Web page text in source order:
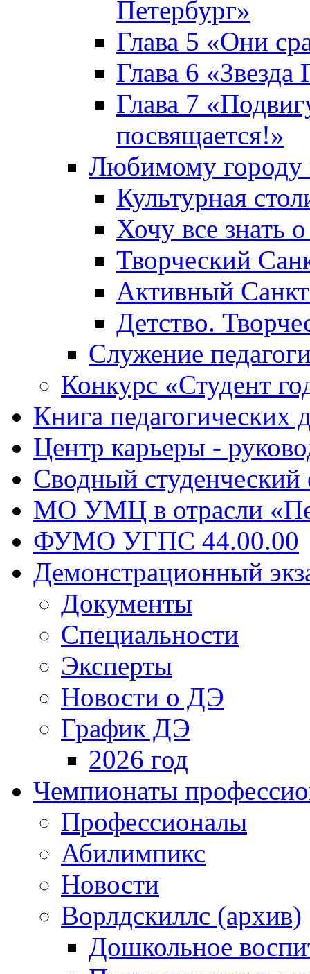
Петербург»
Глава 5 «Они
Глава 6 «Звезда
Глава 7
посвящается!»
Любимому городу
Культурная
Хочу все знать
Творческий
Активный
Детство.
Служение
Конкурс «Студент
Книга педагогических
Центр карьеры -
Сводный
МО УМЦ в отрасли
ФУМО УГПС 44.00.00
Демонстрационный
Документы
Специальности
Эксперты
Новости о ДЭ
График ДЭ
2026 год
Чемпионаты
Профессионалы
Абилимпикс
Новости
Ворлдскиллс (архив)
Дошкольное